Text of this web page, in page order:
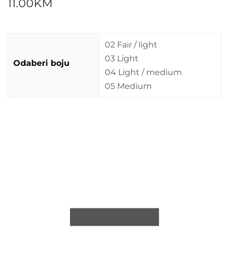
11.00KM
Odaberi boju
02 Fair / light
03 Light
04 Light / medium
05 Medium